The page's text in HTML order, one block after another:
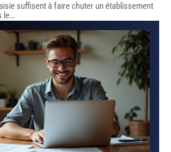
suffisent à faire chuter un établissement
le…